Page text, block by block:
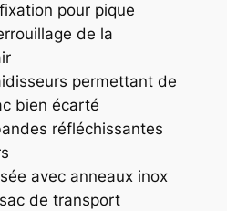
pour pique
de la
permettant de
bien écarté
réfléchissantes
avec anneaux inox
de transport